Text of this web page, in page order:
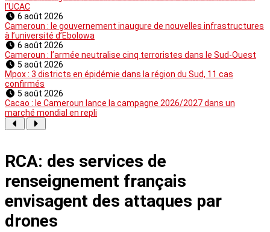
l’UCAC
6 août 2026
Cameroun : le gouvernement inaugure de nouvelles infrastructures
à l’université d’Ebolowa
6 août 2026
Cameroun : l’armée neutralise cinq terroristes dans le Sud-Ouest
5 août 2026
Mpox : 3 districts en épidémie dans la région du Sud, 11 cas
confirmés
5 août 2026
Cacao : le Cameroun lance la campagne 2026/2027 dans un
marché mondial en repli
RCA: des services de
renseignement français
envisagent des attaques par
drones